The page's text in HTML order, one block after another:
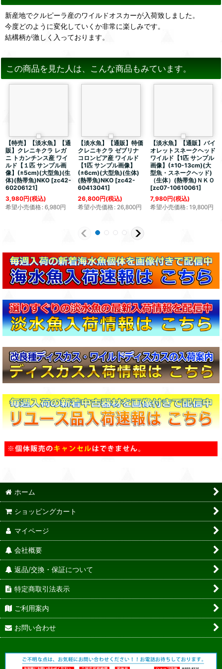
新産地でクルピーラ産のワイルドオスカーが入荷致しました。
今度どのように変化していくか非常に楽しみです。
結構柄が激しく入っております。
この商品を見た人は、こんな商品もみています。
【特売】【淡水魚】【通
販】クレニキクラ レガ
ニ トカンチンス産 ワイ
ルド【１匹 サンプル画
像】(±5cm)(大型魚)(生
体)(熱帯魚)NKO [zc42-
60206121]
3,980円(税込)
希望小売価格: 6,980円
【淡水魚】【通販】特価
クレニキクラ ゼブリナ
コロンビア産 ワイルド
【1匹 サンプル画像】
(±6cm)(大型魚)(生体)
(熱帯魚)NKO [zc42-
60413041]
26,800円(税込)
希望小売価格: 26,800円
【淡水魚】【通販】バイ
オレットスネークヘッド
ワイルド【1匹 サンプル
画像】(±10-13cm)(大
型魚・スネークヘッド)
（生体）(熱帯魚)ＮＫＯ
[zc07-10610061]
7,980円(税込)
希望小売価格: 19,800円
ホーム
ショッピングカート
マイページ
会社概要
返品/交換・保証について
特定商取引法表示
ご利用案内
お問い合わせ